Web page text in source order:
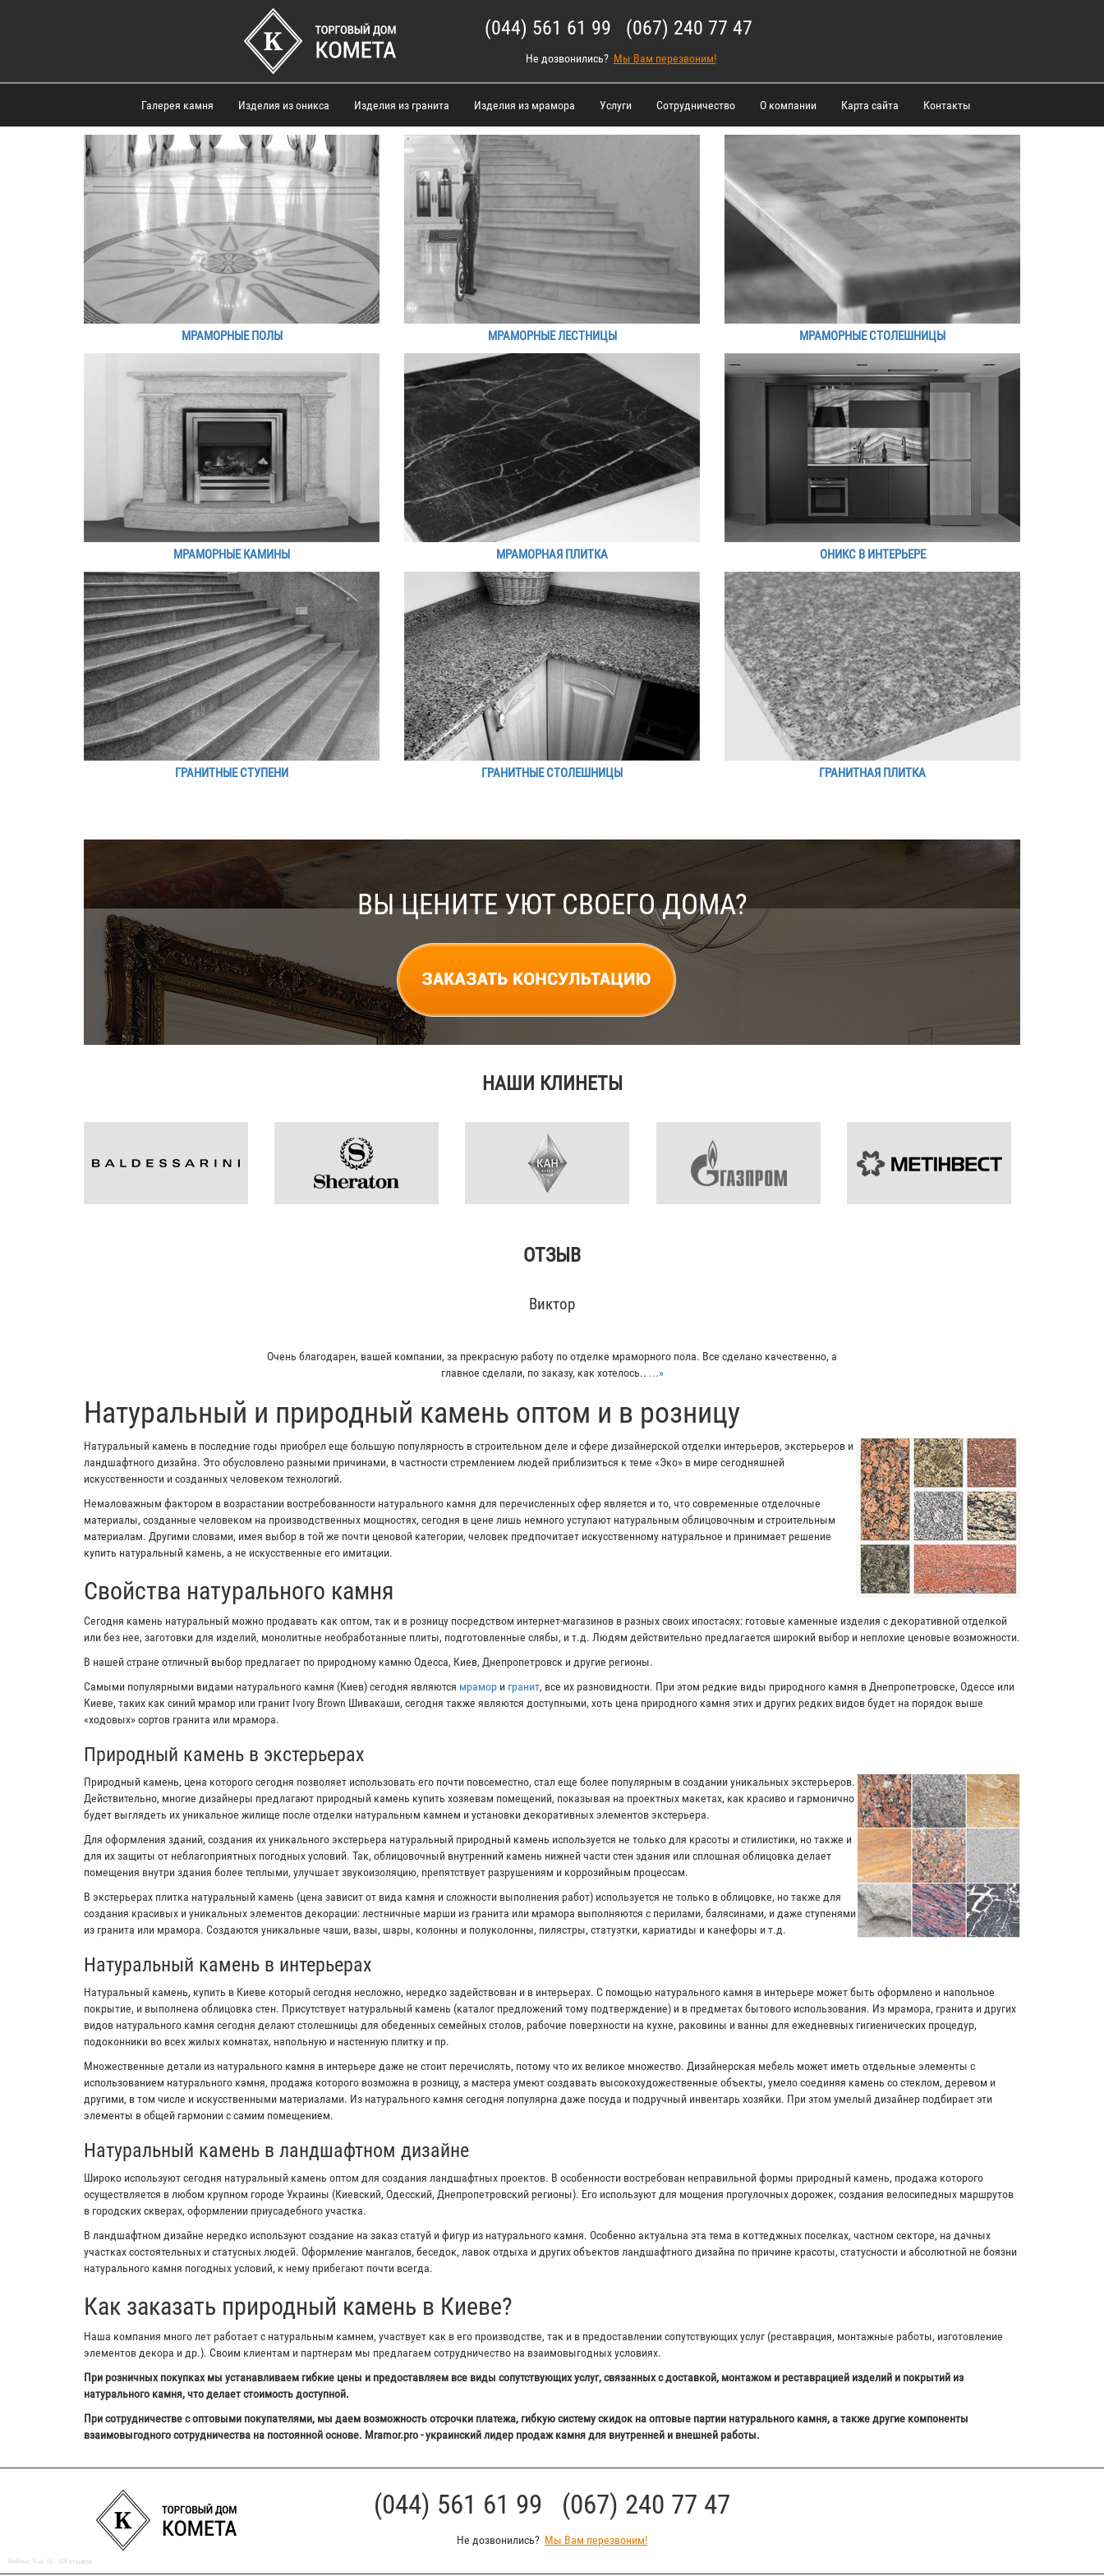
(044) 561 61 99 (067) 240 77 47
Не дозвонились? Мы Вам перезвоним!
Галерея камня Изделия из оникса Изделия из гранита Изделия из мрамора Услуги Сотрудничество О компании Карта сайта Контакты
МРАМОРНЫЕ ПОЛЫ МРАМОРНЫЕ ЛЕСТНИЦЫ МРАМОРНЫЕ СТОЛЕШНИЦЫ
МРАМОРНЫЕ КАМИНЫ МРАМОРНАЯ ПЛИТКА ОНИКС В ИНТЕРЬЕРЕ
ГРАНИТНЫЕ СТУПЕНИ ГРАНИТНЫЕ СТОЛЕШНИЦЫ ГРАНИТНАЯ ПЛИТКА
ВЫ ЦЕНИТЕ УЮТ СВОЕГО ДОМА?
НАШИ КЛИНЕТЫ
ОТЗЫВ
Кирилл
Мой отец заказывал плитку из гранита для своего дома. Больше всего понравилось - индивидуальный подход к клиенту.
Отец остался очень доволен... ...»
​Натуральный и природный камень оптом и в розницу
Натуральный камень в последние годы приобрел еще большую популярность в строительном деле и сфере дизайнерской отделки интерьеров, экстерьеров и
ландшафтного дизайна. Это обусловлено разными причинами, в частности стремлением людей приблизиться к теме «Эко» в мире сегодняшней
искусственности и созданных человеком технологий.
Немаловажным фактором в возрастании востребованности натурального камня для перечисленных сфер является и то, что современные отделочные
материалы, созданные человеком на производственных мощностях, сегодня в цене лишь немного уступают натуральным облицовочным и строительным
материалам. Другими словами, имея выбор в той же почти ценовой категории, человек предпочитает искусственному натуральное и принимает решение
купить натуральный камень, а не искусственные его имитации.
Свойства натурального камня
Сегодня камень натуральный можно продавать как оптом, так и в розницу посредством интернет-магазинов в разных своих ипостасях: готовые каменные изделия с декоративной отделкой
или без нее, заготовки для изделий, монолитные необработанные плиты, подготовленные слябы, и т.д. Людям действительно предлагается широкий выбор и неплохие ценовые возможности.
В нашей стране отличный выбор предлагает по природному камню Одесса, Киев, Днепропетровск и другие регионы.
Самыми популярными видами натурального камня (Киев) сегодня являются мрамор и гранит, все их разновидности. При этом редкие виды природного камня в Днепропетровске, Одессе или
Киеве, таких как синий мрамор или гранит Ivory Brown Шивакаши, сегодня также являются доступными, хоть цена природного камня этих и других редких видов будет на порядок выше
«ходовых» сортов гранита или мрамора.
Природный камень в экстерьерах
Природный камень, цена которого сегодня позволяет использовать его почти повсеместно, стал еще более популярным в создании уникальных экстерьеров.
Действительно, многие дизайнеры предлагают природный камень купить хозяевам помещений, показывая на проектных макетах, как красиво и гармонично
будет выглядеть их уникальное жилище после отделки натуральным камнем и установки декоративных элементов экстерьера.
Для оформления зданий, создания их уникального экстерьера натуральный природный камень используется не только для красоты и стилистики, но также и
для их защиты от неблагоприятных погодных условий. Так, облицовочный внутренний камень нижней части стен здания или сплошная облицовка делает
помещения внутри здания более теплыми, улучшает звукоизоляцию, препятствует разрушениям и коррозийным процессам.
В экстерьерах плитка натуральный камень (цена зависит от вида камня и сложности выполнения работ) используется не только в облицовке, но также для
создания красивых и уникальных элементов декорации: лестничные марши из гранита или мрамора выполняются с перилами, балясинами, и даже ступенями
из гранита или мрамора. Создаются уникальные чаши, вазы, шары, колонны и полуколонны, пилястры, статуэтки, кариатиды и канефоры и т.д.
Натуральный камень в интерьерах
Натуральный камень, купить в Киеве который сегодня несложно, нередко задействован и в интерьерах. С помощью натурального камня в интерьере может быть оформлено и напольное
покрытие, и выполнена облицовка стен. Присутствует натуральный камень (каталог предложений тому подтверждение) и в предметах бытового использования. Из мрамора, гранита и других
видов натурального камня сегодня делают столешницы для обеденных семейных столов, рабочие поверхности на кухне, раковины и ванны для ежедневных гигиенических процедур,
подоконники во всех жилых комнатах, напольную и настенную плитку и пр.
Множественные детали из натурального камня в интерьере даже не стоит перечислять, потому что их великое множество. Дизайнерская мебель может иметь отдельные элементы с
использованием натурального камня, продажа которого возможна в розницу, а мастера умеют создавать высокохудожественные объекты, умело соединяя камень со стеклом, деревом и
другими, в том числе и искусственными материалами. Из натурального камня сегодня популярна даже посуда и подручный инвентарь хозяйки. При этом умелый дизайнер подбирает эти
элементы в общей гармонии с самим помещением.
Натуральный камень в ландшафтном дизайне
Широко используют сегодня натуральный камень оптом для создания ландшафтных проектов. В особенности востребован неправильной формы природный камень, продажа которого
осуществляется в любом крупном городе Украины (Киевский, Одесский, Днепропетровский регионы). Его используют для мощения прогулочных дорожек, создания велосипедных маршрутов
в городских скверах, оформлении приусадебного участка.
В ландшафтном дизайне нередко используют создание на заказ статуй и фигур из натурального камня. Особенно актуальна эта тема в коттеджных поселках, частном секторе, на дачных
участках состоятельных и статусных людей. Оформление мангалов, беседок, лавок отдыха и других объектов ландшафтного дизайна по причине красоты, статусности и абсолютной не боязни
натурального камня погодных условий, к нему прибегают почти всегда.
Как заказать природный камень в Киеве?
Наша компания много лет работает с натуральным камнем, участвует как в его производстве, так и в предоставлении сопутствующих услуг (реставрация, монтажные работы, изготовление
элементов декора и др.). Своим клиентам и партнерам мы предлагаем сотрудничество на взаимовыгодных условиях.
При розничных покупках мы устанавливаем гибкие цены и предоставляем все виды сопутствующих услуг, связанных с доставкой, монтажом и реставрацией изделий и покрытий из
натурального камня, что делает стоимость доступной.
При сотрудничестве с оптовыми покупателями, мы даем возможность отсрочки платежа, гибкую систему скидок на оптовые партии натурального камня, а также другие компоненты
взаимовыгодного сотрудничества на постоянной основе. Mramor.pro - украинский лидер продаж камня для внутренней и внешней работы.
(044) 561 61 99 (067) 240 77 47
Не дозвонились? Мы Вам перезвоним!
Рейтинг: 9 из 10 109 отзывов.